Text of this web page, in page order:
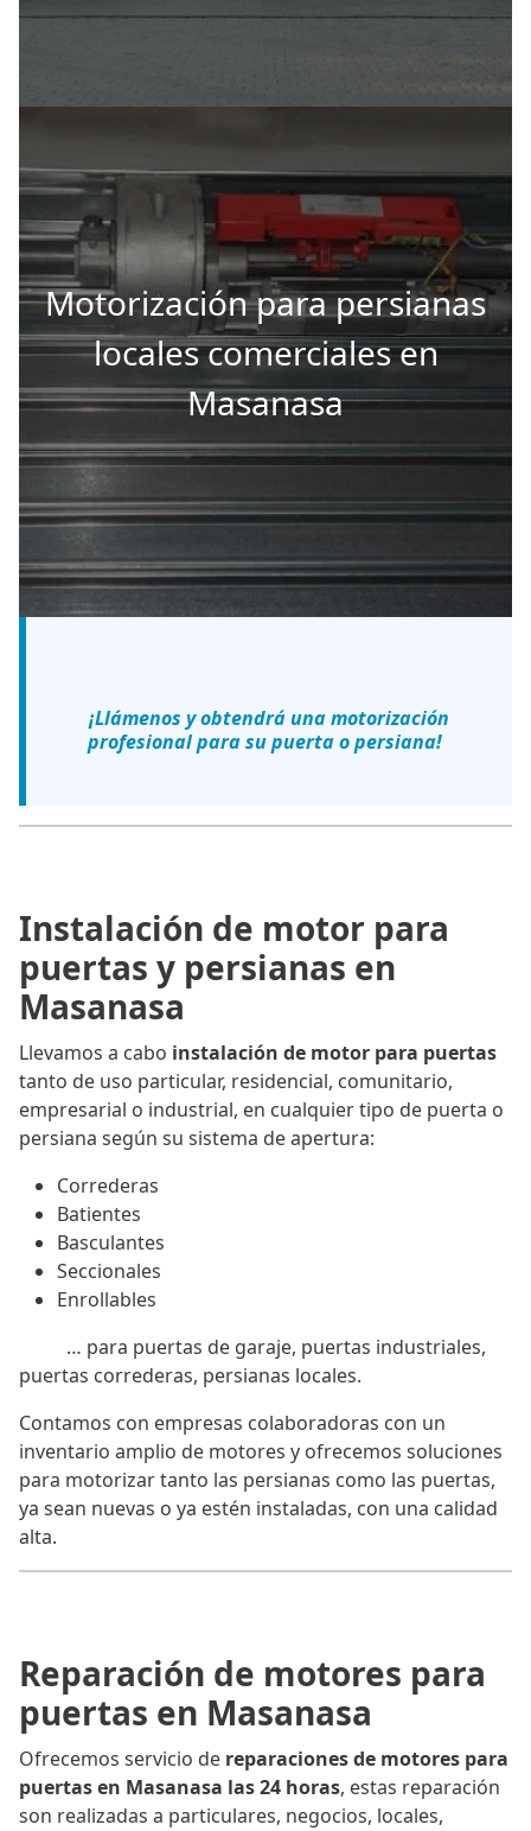
Motorización para persianas
locales comerciales en
Masanasa
¡Llámenos y obtendrá una motorización
profesional para su puerta o persiana!
Instalación de motor para
puertas y persianas en
Masanasa
Llevamos a cabo instalación de motor para puertas
tanto de uso particular, residencial, comunitario,
empresarial o industrial, en cualquier tipo de puerta o
persiana según su sistema de apertura:
Correderas
Batientes
Basculantes
Seccionales
Enrollables
… para puertas de garaje, puertas industriales,
puertas correderas, persianas locales.
Contamos con empresas colaboradoras con un
inventario amplio de motores y ofrecemos soluciones
para motorizar tanto las persianas como las puertas,
ya sean nuevas o ya estén instaladas, con una calidad
alta.
Reparación de motores para
puertas en Masanasa
Ofrecemos servicio de reparaciones de motores para
puertas en Masanasa las 24 horas, estas reparación
son realizadas a particulares, negocios, locales,